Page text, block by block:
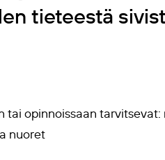
tieteestä
opinnoissaan
nuoret